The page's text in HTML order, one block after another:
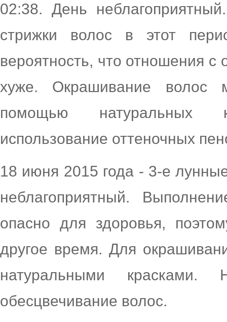
02:38. День
стрижки волос в этот
вероятность, что отношения
хуже. Окрашивание волос
помощью натуральных
использование оттеночных
18 июня 2015 года - 3-е
неблагоприятный.
опасно для здоровья,
другое время. Для
натуральными красками.
обесцвечивание волос.